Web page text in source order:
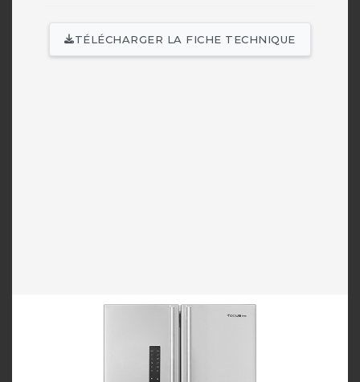
TÉLÉCHARGER LA FICHE TECHNIQUE